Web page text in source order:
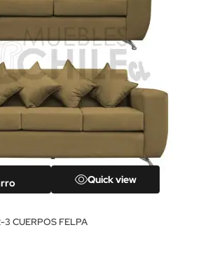
Quick view
3 CUERPOS FELPA